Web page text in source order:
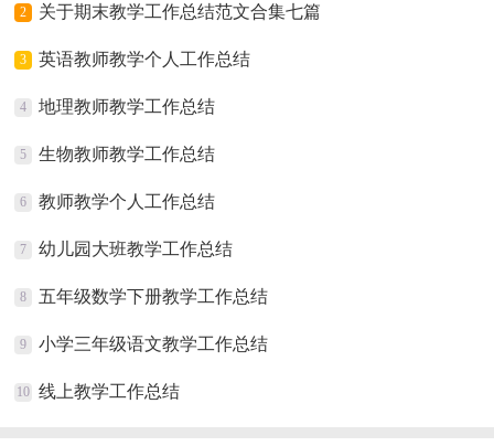
2 关于期末教学工作总结范文合集七篇
3 英语教师教学个人工作总结
4 地理教师教学工作总结
5 生物教师教学工作总结
6 教师教学个人工作总结
7 幼儿园大班教学工作总结
8 五年级数学下册教学工作总结
9 小学三年级语文教学工作总结
10 线上教学工作总结